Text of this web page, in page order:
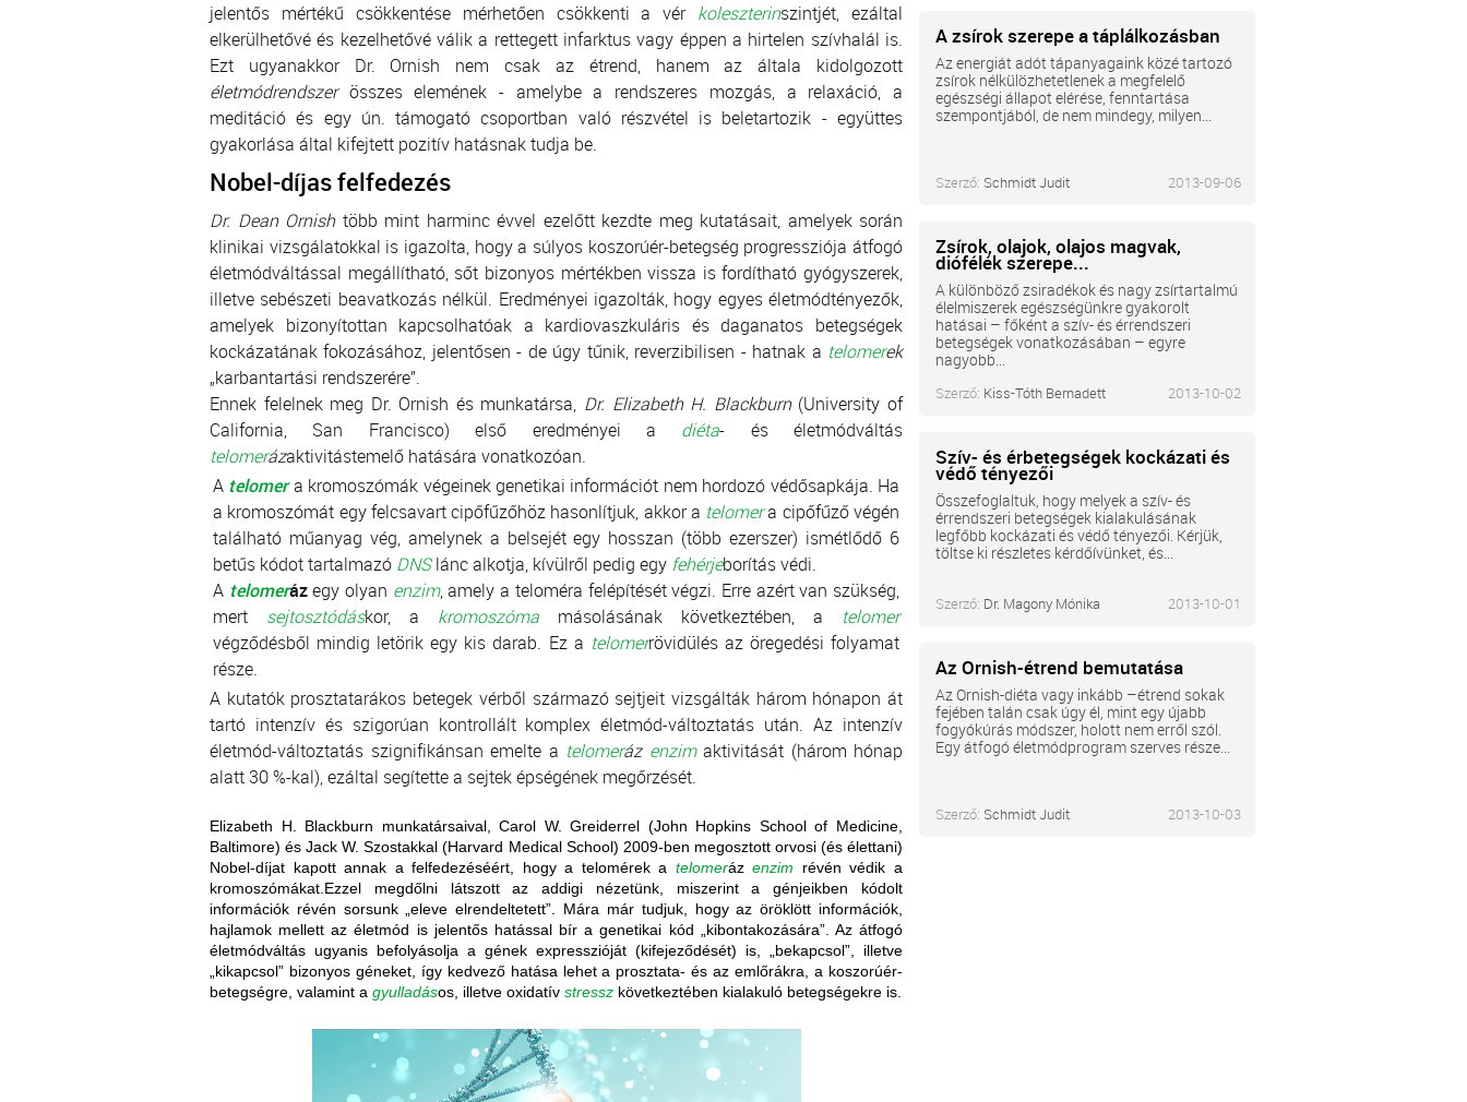
jelentős mértékű csökkentése mérhetően csökkenti a vér koleszterinszintjét, ezáltal
elkerülhetővé és kezelhetővé válik a rettegett infarktus vagy éppen a hirtelen szívhalál is.
Ezt ugyanakkor Dr. Ornish nem csak az étrend, hanem az általa kidolgozott
életmódrendszerösszes elemének - amelybe a rendszeres mozgás, a relaxáció, a
meditáció és egy ún. támogató csoportban való részvétel is beletartozik - együttes
gyakorlása által kifejtett pozitív hatásnak tudja be.
Nobel-díjas felfedezés
Dr. Dean Ornish több mint harminc évvel ezelőtt kezdte meg kutatásait, amelyek során
klinikai vizsgálatokkal is igazolta, hogy a súlyos koszorúér-betegség progressziója átfogó
életmódváltással megállítható, sőt bizonyos mértékben vissza is fordítható gyógyszerek,
illetve sebészeti beavatkozás nélkül. Eredményei igazolták, hogy egyes életmódtényezők,
amelyek bizonyítottan kapcsolhatóak a kardiovaszkuláris és daganatos betegségek
kockázatának fokozásához, jelentősen - de úgy tűnik, reverzibilisen - hatnak a telomerek
„karbantartási rendszerére”.
Ennek felelnek meg Dr. Ornish és munkatársa, Dr. Elizabeth H. Blackburn(University of
California, San Francisco) első eredményei a diéta- és életmódváltás
telomerázaktivitástemelő hatására vonatkozóan.
A telomer a kromoszómák végeinek genetikai információt nem hordozó védősapkája. Ha
a kromoszómát egy felcsavart cipőfűzőhöz hasonlítjuk, akkor a telomera cipőfűző végén
található műanyag vég, amelynek a belsejét egy hosszan (több ezerszer) ismétlődő 6
betűs kódot tartalmazó DNSlánc alkotja, kívülről pedig egy fehérjeborítás védi.
A telomerázegy olyan enzim, amely a teloméra felépítését végzi. Erre azért van szükség,
mert sejtosztódáskor, a kromoszóma másolásának következtében, a telomer
végződésből mindig letörik egy kis darab. Ez a telomerrövidülés az öregedési folyamat
része.
A kutatók prosztatarákos betegek vérből származó sejtjeit vizsgálták három hónapon át
tartó intenzív és szigorúan kontrollált komplex életmód-változtatás után. Az intenzív
életmód-változtatás szignifikánsan emelte a telomeráz enzimaktivitását (három hónap
alatt 30 %-kal), ezáltal segítette a sejtek épségének megőrzését.
Elizabeth H. Blackburn munkatársaival, Carol W. Greiderrel (John Hopkins School of Medicine,
Baltimore) és Jack W. Szostakkal (Harvard Medical School) 2009-ben megosztott orvosi (és élettani)
Nobel-díjat kapott annak a felfedezéséért, hogy a telomérek a telomerázenzim révén védik a
kromoszómákat.Ezzel megdőlni látszott az addigi nézetünk, miszerint a génjeikben kódolt
információk révén sorsunk „eleve elrendeltetett”. Mára már tudjuk, hogy az öröklött információk,
hajlamok mellett az életmód is jelentős hatással bír a genetikai kód „kibontakozására”. Az átfogó
életmódváltás ugyanis befolyásolja a gének expresszióját (kifejeződését) is, „bekapcsol”, illetve
„kikapcsol” bizonyos géneket, így kedvező hatása lehet a prosztata- és az emlőrákra, a koszorúér-
betegségre, valamint a gyulladásos, illetve oxidatív stressz következtében kialakuló betegségekre is.
A zsírok szerepe a táplálkozásban
Az energiát adót tápanyagaink közé tartozó
zsírok nélkülözhetetlenek a megfelelő
egészségi állapot elérése, fenntartása
szempontjából, de nem mindegy, milyen...
Szerző: Schmidt Judit 2013-09-06
Zsírok, olajok, olajos magvak,
diófélék szerepe...
A különböző zsiradékok és nagy zsírtartalmú
élelmiszerek egészségünkre gyakorolt
hatásai – főként a szív- és érrendszeri
betegségek vonatkozásában – egyre
nagyobb...
Szerző: Kiss-Tóth Bernadett 2013-10-02
Szív- és érbetegségek kockázati és
védő tényezői
Összefoglaltuk, hogy melyek a szív- és
érrendszeri betegségek kialakulásának
legfőbb kockázati és védő tényezői. Kérjük,
töltse ki részletes kérdőívünket, és...
Szerző: Dr. Magony Mónika 2013-10-01
Az Ornish-étrend bemutatása
Az Ornish-diéta vagy inkább –étrend sokak
fejében talán csak úgy él, mint egy újabb
fogyókúrás módszer, holott nem erről szól.
Egy átfogó életmódprogram szerves része...
Szerző: Schmidt Judit 2013-10-03